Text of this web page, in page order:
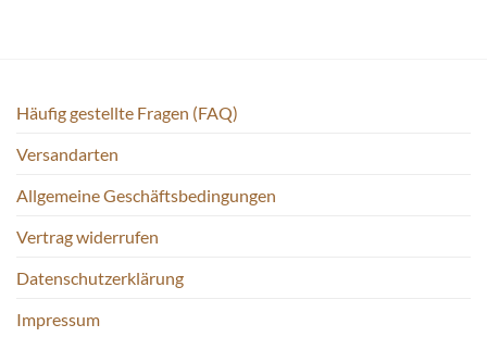
Häufig gestellte Fragen (FAQ)
Versandarten
Allgemeine Geschäftsbedingungen
Vertrag widerrufen
Datenschutzerklärung
Impressum